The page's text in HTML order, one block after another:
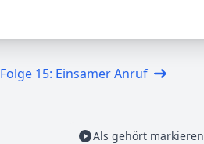
Folge 15: Einsamer Anruf
Als gehört markieren